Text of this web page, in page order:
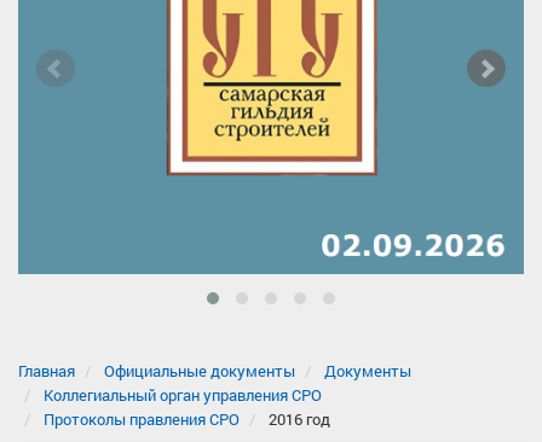
Главная Официальные документы
Документы
Коллегиальный орган управления СРО
Протоколы правления СРО
2016 год